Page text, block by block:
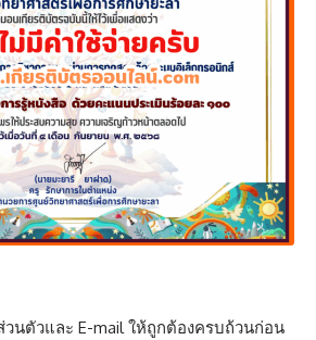
นตัวและ E-mail ให้ถูกต้องครบถ้วนก่อน